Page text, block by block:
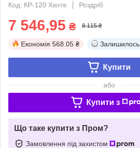
Код: КР-120 Хюгге
Роздріб
7 546,95 ₴ 8 115 ₴
Економія 568.05 ₴ Залишилось
Купити
або
Купити з
Що таке купити з Пром?
Замовлення під захистом